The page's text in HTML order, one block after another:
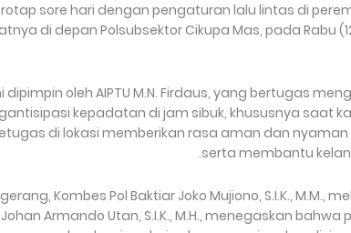
sore hari dengan pengaturan lalu lintas di
di depan Polsubsektor Cikupa Mas, pada Rabu
dipimpin oleh AIPTU M.N. Firdaus, yang bertugas
kepadatan di jam sibuk, khususnya saat
di lokasi memberikan rasa aman dan
serta membantu
Kombes Pol Baktiar Joko Mujiono, S.I.K., M.M.,
Johan Armando Utan, S.I.K., M.H., menegaskan